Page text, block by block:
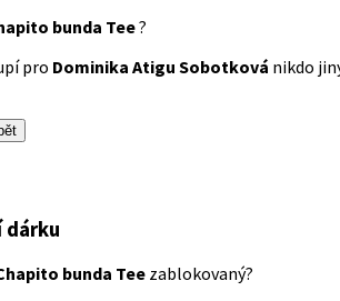
bunda Tee?
pro Dominika Atigu Sobotková nikdo
dárku
bunda Tee zablokovaný?